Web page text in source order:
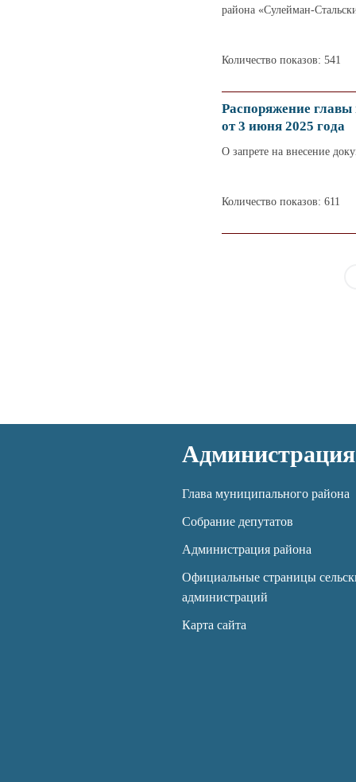
района «Сулейман-
Количество показов: 541
Распоряжение
от 3 июня 2025 года
О запрете на внесение
Количество показов: 611
Администрация
Глава муниципального района
Собрание депутатов
Администрация района
Официальные страницы
администраций
Карта сайта